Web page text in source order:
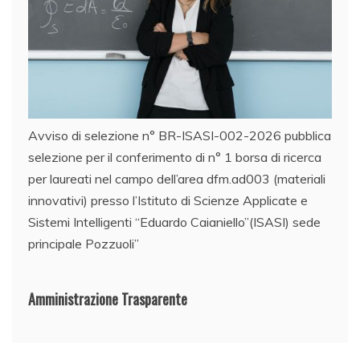
Avviso di selezione n° BR-ISASI-002-2026 pubblica
selezione per il conferimento di n° 1 borsa di ricerca
per laureati nel campo dell’area dfm.ad003 (materiali
innovativi) presso l’Istituto di Scienze Applicate e
Sistemi Intelligenti “Eduardo Caianiello”(ISASI) sede
principale Pozzuoli”
Amministrazione Trasparente